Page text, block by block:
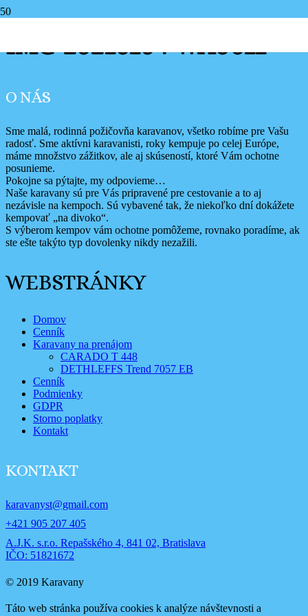
IMG-20210104-WA0011
O NÁS
Sme malá, rodinná požičovňa karavanov, všetko robíme pre Vašu
radosť. Sme aktívni karavanisti, roky kempuje po celej Európe,
máme množstvo zážitkov, ale aj skúseností, ktoré Vám ochotne
posunieme.
Pokojne sa pýtajte, my odpovieme…
Naše karavany sú pre Vás pripravené pre cestovanie a to aj
nezávisle na kempoch. Sú vybavené tak, že niekoľko dní dokážete
kempovať „na divoko“.
S výberom kempov vám ochotne pomôžeme, rovnako poradíme, ak
ste ešte takýto typ dovolenky nikdy nezažili.
WEBSTRÁNKY
Domov
Cenník
Karavany na prenájom
CARADO T 448
DETHLEFFS Trend 7057 EB
Cenník
Podmienky
GDPR
Storno poplatky
Kontakt
KONTAKT
karavanyst@gmail.com
+421 905 207 405
A.J.K. s.r.o. Repašského 4, 841 02, Bratislava
IČO: 51821672
© 2019 Karavany
Táto web stránka používa cookies k analýze návštevnosti a